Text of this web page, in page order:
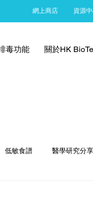
網上商店 資源
毒功能 關於HK
低敏食譜 醫學研究分享